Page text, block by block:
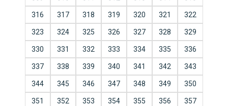
316 317 318 319 320 321 322
323 324 325 326 327 328 329
330 331 332 333 334 335 336
337 338 339 340 341 342 343
344 345 346 347 348 349 350
351 352 353 354 355 356 357